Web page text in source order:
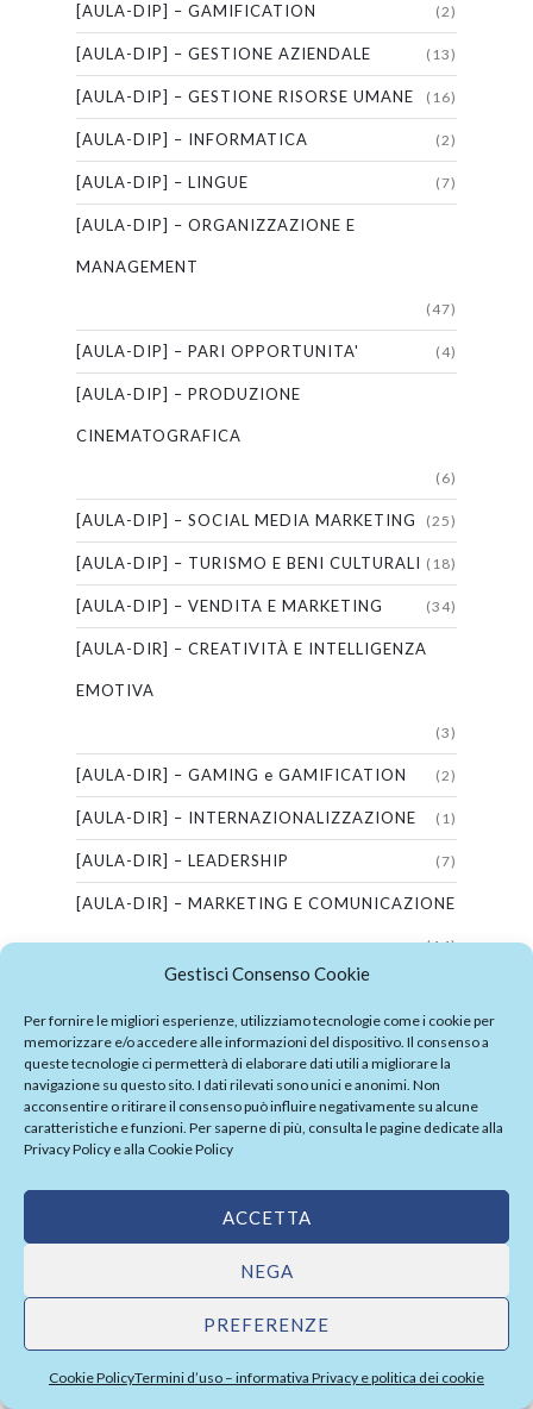
Gestisci Consenso Cookie
Per fornire le migliori esperienze, utilizziamo tecnologie come i cookie per
memorizzare e/o accedere alle informazioni del dispositivo. Il consenso a
queste tecnologie ci permetterà di elaborare dati utili a migliorare la
navigazione su questo sito. I dati rilevati sono unici e anonimi. Non
acconsentire o ritirare il consenso può influire negativamente su alcune
caratteristiche e funzioni. Per saperne di più, consulta le pagine dedicate alla
Privacy Policy e alla Cookie Policy
ACCETTA
NEGA
PREFERENZE
Cookie PolicyTermini d’uso – informativa Privacy e politica dei cookie
[AULA-DIP] – GAMIFICATION (2)
[AULA-DIP] – GESTIONE AZIENDALE (13)
[AULA-DIP] – GESTIONE RISORSE UMANE (16)
[AULA-DIP] – INFORMATICA (2)
[AULA-DIP] – LINGUE (7)
[AULA-DIP] – ORGANIZZAZIONE E
MANAGEMENT
(47)
[AULA-DIP] – PARI OPPORTUNITA' (4)
[AULA-DIP] – PRODUZIONE
CINEMATOGRAFICA
(6)
[AULA-DIP] – SOCIAL MEDIA MARKETING (25)
[AULA-DIP] – TURISMO E BENI CULTURALI (18)
[AULA-DIP] – VENDITA E MARKETING (34)
[AULA-DIR] – CREATIVITÀ E INTELLIGENZA
EMOTIVA
(3)
[AULA-DIR] – GAMING e GAMIFICATION (2)
[AULA-DIR] – INTERNAZIONALIZZAZIONE (1)
[AULA-DIR] – LEADERSHIP (7)
[AULA-DIR] – MARKETING E COMUNICAZIONE
(14)
UMANE
(6)
[AULA-DIR] – PROBLEM SOLVING E DECISION
MAKING
[AULA-DIR] – RESILIENZA ED EFFICACIA